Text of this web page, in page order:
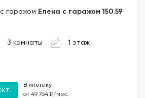
гаражом Елена с гаражом 150.59
3 комнаты 1 этаж
В ипотеку
от 49 764 ₽/мес.